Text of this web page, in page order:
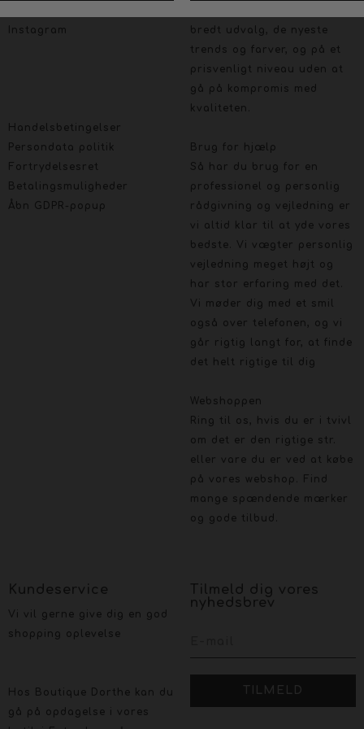
Instagram
Handelsbetingelser
Persondata politik
Fortrydelsesret
Betalingsmuligheder
Åbn GDPR-popup
bredt udvalg, de nyeste
trends og farver, og på et
prisvenligt niveau uden at
gå på kompromis med
kvaliteten.
Brug for hjælp
Så har du brug for en
professionel og personlig
rådgivning og vejledning er
vi altid klar til at yde vores
bedste. Vi vægter personlig
vejledning meget højt og
har stor erfaring med det.
Vi møder dig med et smil
også over telefonen, og vi
går rigtig langt for, at finde
det helt rigtige til dig
Webshoppen
Ring til os, hvis du er i tvivl
om det er den rigtige str.
eller vare du er ved at købe
på vores webshop. Find
mange spændende mærker
og gode tilbud.
Kundeservice
Vi vil gerne give dig en god
shopping oplevelse
Hos Boutique Dorthe kan du
gå på opdagelse i vores
Tilmeld dig vores
nyhedsbrev